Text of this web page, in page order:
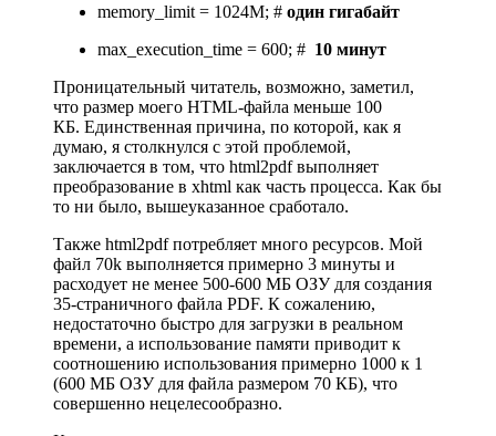
memory_limit = 1024M; # один гигабайт
max_execution_time = 600; # 10 минут
Проницательный читатель, возможно, заметил,
что размер моего HTML-файла меньше 100
КБ. Единственная причина, по которой, как я
думаю, я столкнулся с этой проблемой,
заключается в том, что html2pdf выполняет
преобразование в xhtml как часть процесса. Как бы
то ни было, вышеуказанное сработало.
Также html2pdf потребляет много ресурсов. Мой
файл 70k выполняется примерно 3 минуты и
расходует не менее 500-600 МБ ОЗУ для создания
35-страничного файла PDF. К сожалению,
недостаточно быстро для загрузки в реальном
времени, а использование памяти приводит к
соотношению использования примерно 1000 к 1
(600 МБ ОЗУ для файла размером 70 КБ), что
совершенно нецелесообразно.